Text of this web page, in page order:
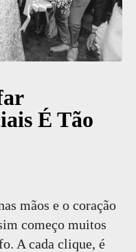
É Tão
mãos e o coração
começo muitos
A cada clique, é